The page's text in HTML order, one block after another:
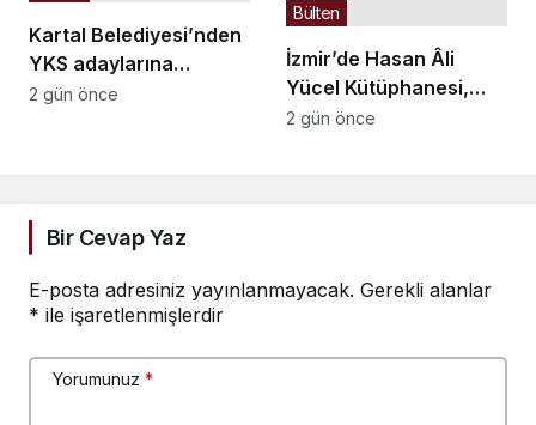
Kartal Belediyesi’nden
YKS adaylarına
ücretsiz danışmanlık
2 gün önce
İzmir’de Hasan Âli
Yücel Kütüphanesi,
çocuklar için öğrenme
Bülten
2 gün önce
Bir Cevap Yaz
E-posta adresiniz yayınlanmayacak. Gerekli alanlar
* ile işaretlenmişlerdir
Yorumunuz *